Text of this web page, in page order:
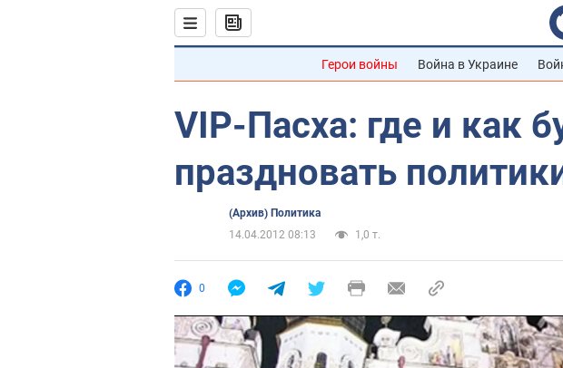
Герои войны Война в Украине
VIP-Пасха: где и как
праздновать
(Архив) Политика
14.04.2012 08:13
1,0 т.
0